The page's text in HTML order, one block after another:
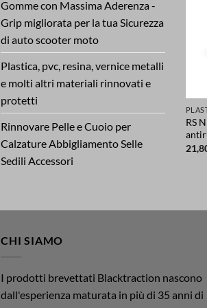
Gomme con Massima Aderenza -
Grip migliorata per la tua Sicurezza
di auto scooter moto
Plastica, pvc, resina, vernice metalli
e molti altri materiali rinnovati e
protetti
Rinnovare Pelle e Cuoio per
Calzature Abbigliamento Selle
Sedili Accessori
RS
CHI SIAMO
I prodotti brevettati Blacktraction nascono
dall'esperienza maturata in più di 35 anni di